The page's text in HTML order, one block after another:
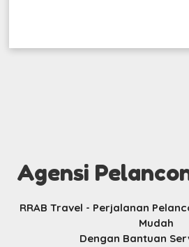
Agensi
RRAB Travel - Perjalanan
Mudah
Dengan Bantuan